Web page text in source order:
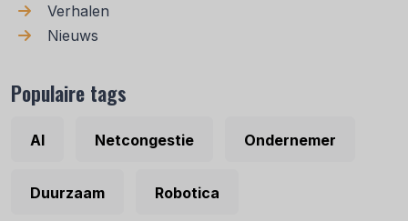
Verhalen
Nieuws
Populaire tags
AI Netcongestie Ondernemer
Duurzaam Robotica